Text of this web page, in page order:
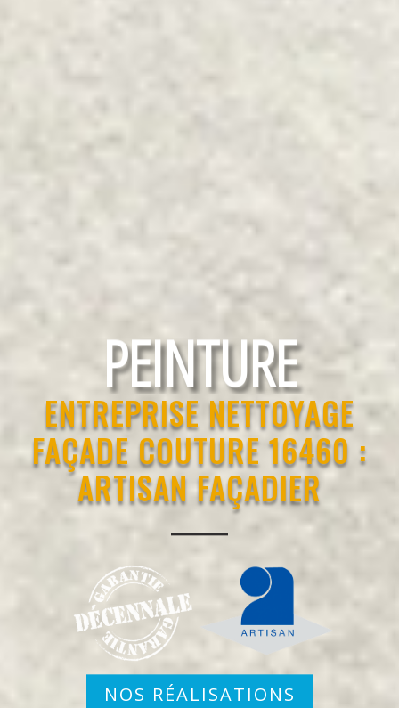
RAVALEMENT
ENTREPRISE NETTOYAGE
FAÇADE COUTURE 16460 :
ARTISAN FAÇADIER
NOS RÉALISATIONS